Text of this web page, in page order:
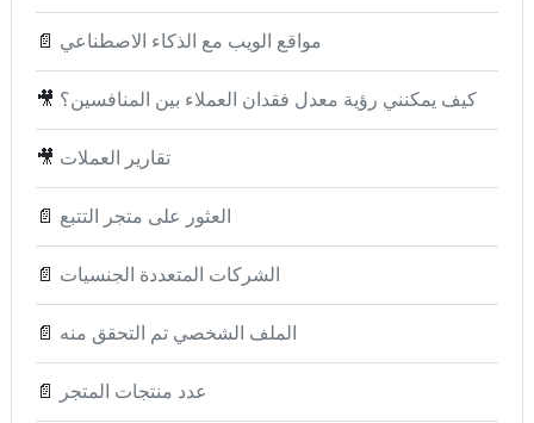
📄 مواقع الويب مع الذكاء الاصطناعي
🎥 كيف يمكنني رؤية معدل فقدان العملاء بين المنافسين؟
🎥 تقارير العملات
📄 العثور على متجر التتبع
📄 الشركات المتعددة الجنسيات
📄 الملف الشخصي تم التحقق منه
📄 عدد منتجات المتجر